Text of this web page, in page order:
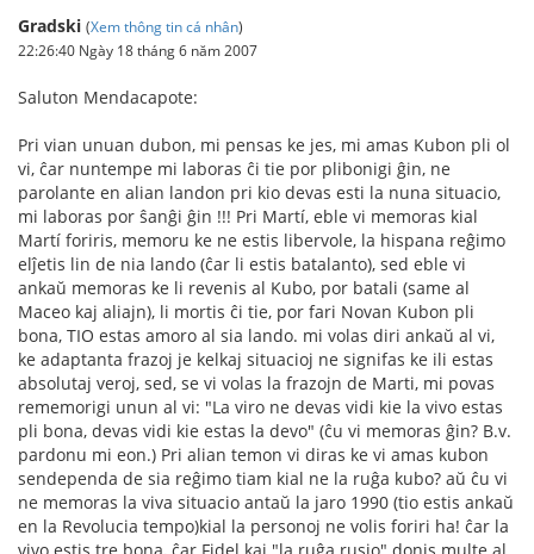
Gradski (Xem thông tin cá nhân)
22:26:40 Ngày 18 tháng 6 năm 2007
Saluton Mendacapote:
Pri vian unuan dubon, mi pensas ke jes, mi amas Kubon pli ol
vi, ĉar nuntempe mi laboras ĉi tie por plibonigi ĝin, ne
parolante en alian landon pri kio devas esti la nuna situacio,
mi laboras por ŝanĝi ĝin !!! Pri Martí, eble vi memoras kial
Martí foriris, memoru ke ne estis libervole, la hispana reĝimo
elĵetis lin de nia lando (ĉar li estis batalanto), sed eble vi
ankaŭ memoras ke li revenis al Kubo, por batali (same al
Maceo kaj aliajn), li mortis ĉi tie, por fari Novan Kubon pli
bona, TIO estas amoro al sia lando. mi volas diri ankaŭ al vi,
ke adaptanta frazoj je kelkaj situacioj ne signifas ke ili estas
absolutaj veroj, sed, se vi volas la frazojn de Marti, mi povas
rememorigi unun al vi: "La viro ne devas vidi kie la vivo estas
pli bona, devas vidi kie estas la devo" (ĉu vi memoras ĝin? B.v.
pardonu mi eon.) Pri alian temon vi diras ke vi amas kubon
sendependa de sia reĝimo tiam kial ne la ruĝa kubo? aŭ ĉu vi
ne memoras la viva situacio antaŭ la jaro 1990 (tio estis ankaŭ
en la Revolucia tempo)kial la personoj ne volis foriri ha! ĉar la
vivo estis tre bona, ĉar Fidel kaj "la ruĝa rusio" donis multe al